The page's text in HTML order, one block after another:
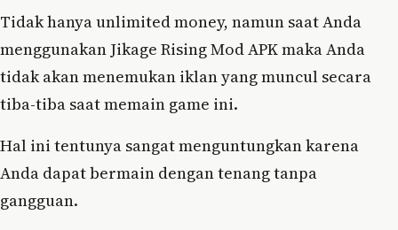
Tidak hanya unlimited money, namun saat Anda
menggunakan Jikage Rising Mod APK maka Anda
tidak akan menemukan iklan yang muncul secara
tiba-tiba saat memain game ini.
Hal ini tentunya sangat menguntungkan karena
Anda dapat bermain dengan tenang tanpa
gangguan.